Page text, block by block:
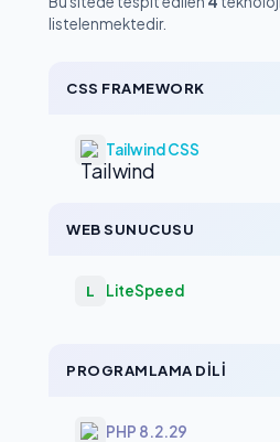
listelenmektedir.
CSS FRAMEWORK
Tailwind CSS
WEB SUNUCUSU
L LiteSpeed
PROGRAMLAMA DILI
PHP 8.2.29